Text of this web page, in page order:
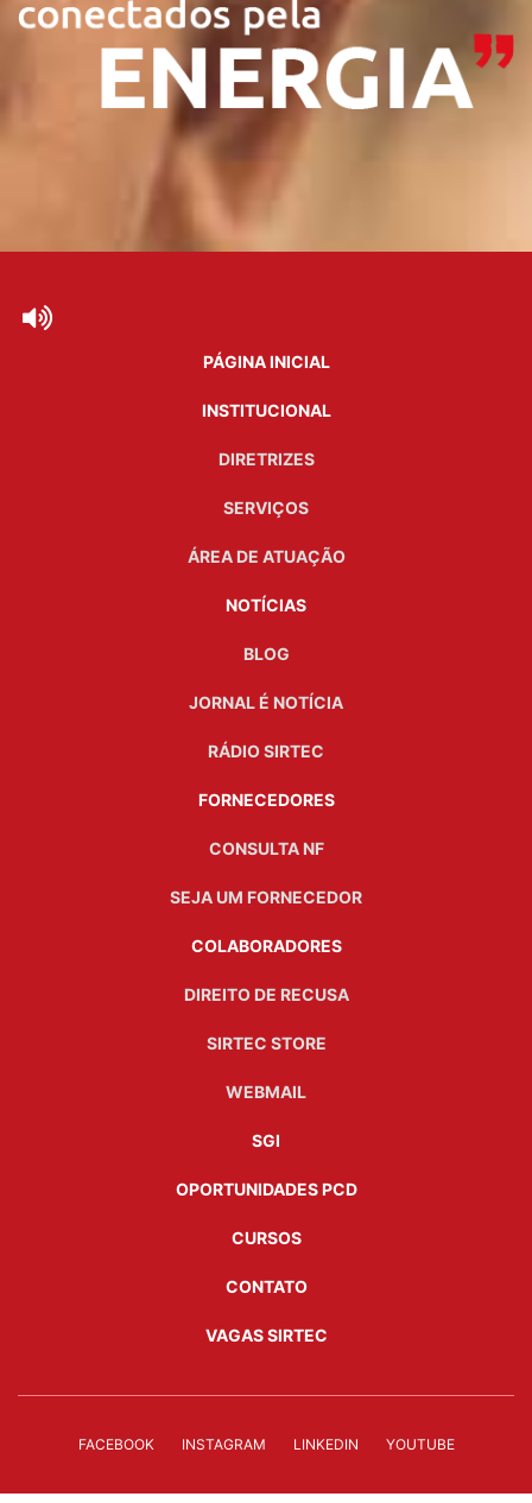
PÁGINA INICIAL
INSTITUCIONAL
DIRETRIZES
SERVIÇOS
ÁREA DE ATUAÇÃO
NOTÍCIAS
BLOG
JORNAL É NOTÍCIA
RÁDIO SIRTEC
FORNECEDORES
CONSULTA NF
SEJA UM FORNECEDOR
COLABORADORES
DIREITO DE RECUSA
SIRTEC STORE
WEBMAIL
SGI
OPORTUNIDADES PCD
CURSOS
CONTATO
VAGAS SIRTEC
FACEBOOK INSTAGRAM LINKEDIN YOUTUBE